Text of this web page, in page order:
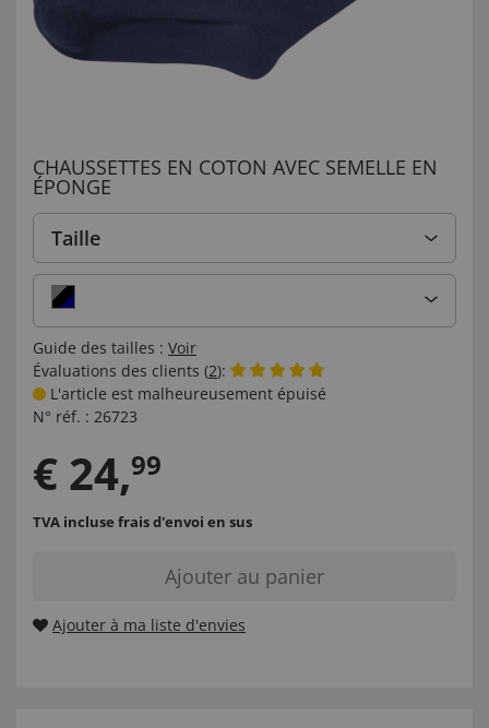
CHAUSSETTES EN COTON AVEC SEMELLE EN
ÉPONGE
Taille
Guide des tailles : Voir
Évaluations des clients (2):
L'article est malheureusement épuisé
N° réf. : 26723
€ 24,99
TVA incluse frais d'envoi en sus
Ajouter au panier
Ajouter à ma liste d'envies